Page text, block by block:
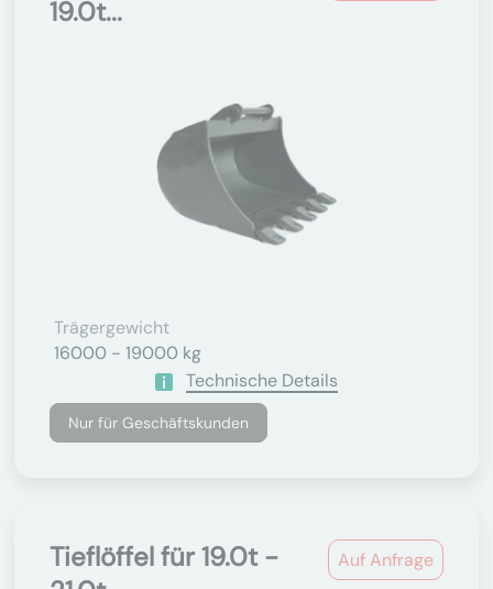
19.0t...
Trägergewicht
16000 - 19000 kg
Technische Details
Nur für Geschäftskunden
Auf Anfrage
Tieflöffel für 19.0t -